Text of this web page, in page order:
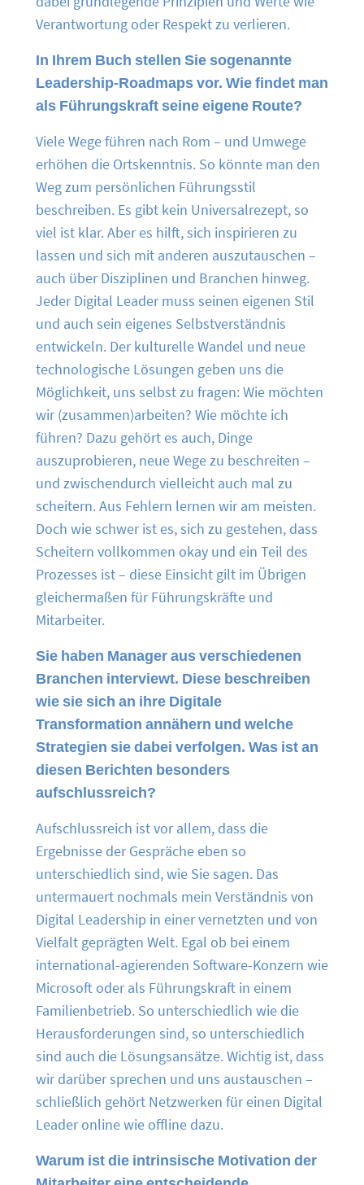
Verantwortung oder Respekt zu verlieren.
In Ihrem Buch stellen Sie sogenannte
Leadership-Roadmaps vor. Wie findet man
als Führungskraft seine eigene Route?
Viele Wege führen nach Rom – und Umwege
erhöhen die Ortskenntnis. So könnte man den
Weg zum persönlichen Führungsstil
beschreiben. Es gibt kein Universalrezept, so
viel ist klar. Aber es hilft, sich inspirieren zu
lassen und sich mit anderen auszutauschen –
auch über Disziplinen und Branchen hinweg.
Jeder Digital Leader muss seinen eigenen Stil
und auch sein eigenes Selbstverständnis
entwickeln. Der kulturelle Wandel und neue
technologische Lösungen geben uns die
Möglichkeit, uns selbst zu fragen: Wie möchten
wir (zusammen)arbeiten? Wie möchte ich
führen? Dazu gehört es auch, Dinge
auszuprobieren, neue Wege zu beschreiten –
und zwischendurch vielleicht auch mal zu
scheitern. Aus Fehlern lernen wir am meisten.
Doch wie schwer ist es, sich zu gestehen, dass
Scheitern vollkommen okay und ein Teil des
Prozesses ist – diese Einsicht gilt im Übrigen
gleichermaßen für Führungskräfte und
Mitarbeiter.
Sie haben Manager aus verschiedenen
Branchen interviewt. Diese beschreiben
wie sie sich an ihre Digitale
Transformation annähern und welche
Strategien sie dabei verfolgen. Was ist an
diesen Berichten besonders
aufschlussreich?
Aufschlussreich ist vor allem, dass die
Ergebnisse der Gespräche eben so
unterschiedlich sind, wie Sie sagen. Das
untermauert nochmals mein Verständnis von
Digital Leadership in einer vernetzten und von
Vielfalt geprägten Welt. Egal ob bei einem
international-agierenden Software-Konzern wie
Microsoft oder als Führungskraft in einem
Familienbetrieb. So unterschiedlich wie die
Herausforderungen sind, so unterschiedlich
sind auch die Lösungsansätze. Wichtig ist, dass
wir darüber sprechen und uns austauschen –
schließlich gehört Netzwerken für einen Digital
Leader online wie offline dazu.
Warum ist die intrinsische Motivation der